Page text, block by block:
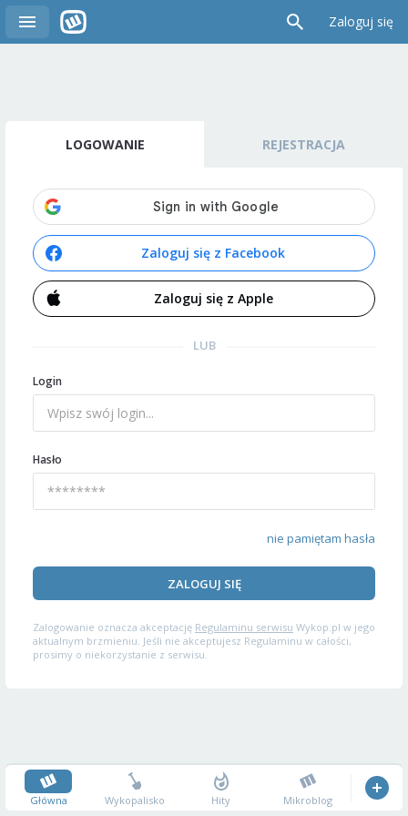
Zaloguj się
LOGOWANIE REJESTRACJA
Zaloguj się z Facebook
Zaloguj się z Apple
LUB
Login
Hasło
nie pamiętam hasła
ZALOGUJ SIĘ
Zalogowanie oznacza akceptację Regulaminu serwisu Wykop.pl w jego
aktualnym brzmieniu. Jeśli nie akceptujesz Regulaminu w całości,
prosimy o niekorzystanie z serwisu.
Główna Wykopalisko Hity Mikroblog